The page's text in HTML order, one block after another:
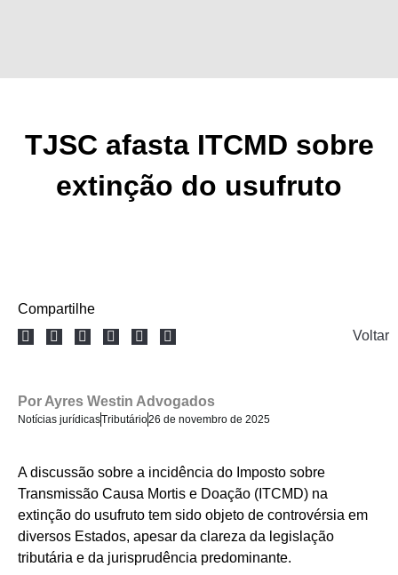
TJSC afasta ITCMD sobre
extinção do usufruto
Compartilhe
Voltar
Por Ayres Westin Advogados
Notícias jurídicasTributário26 de novembro de 2025
A discussão sobre a incidência do Imposto sobre
Transmissão Causa Mortis e Doação (ITCMD) na
extinção do usufruto tem sido objeto de controvérsia em
diversos Estados, apesar da clareza da legislação
tributária e da jurisprudência predominante.